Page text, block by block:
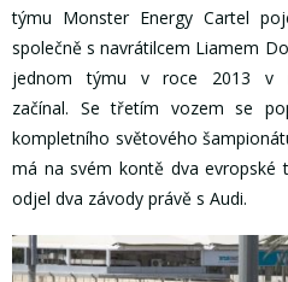
týmu Monster Energy Cartel
společně s navrátilcem Liamem
jednom týmu v roce 2013 v
začínal. Se třetím vozem se
kompletního světového
má na svém kontě dva evropské
odjel dva závody právě s Audi.